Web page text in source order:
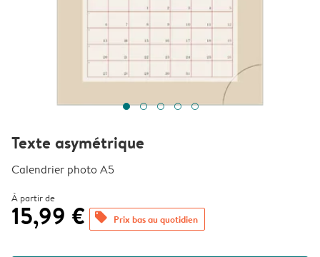
Texte asymétrique
Calendrier photo A5
À partir de
15,99 € offers Prix bas au quotidien